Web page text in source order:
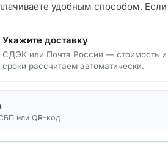
удобным способом.
Укажите доставку
СДЭК или Почта России — стоимость и
сроки рассчитаем автоматически.
или QR-код